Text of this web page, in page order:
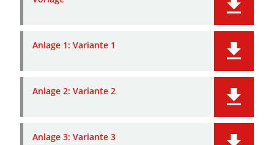
Anlage 1: Variante 1
Anlage 2: Variante 2
Anlage 3: Variante 3